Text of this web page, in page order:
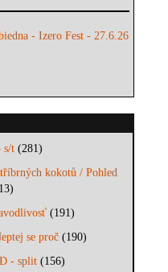
- Izero Fest - 27.6.26
s/t(281)
kokotů / Pohled
(191)
se proč (190)
- split(156)